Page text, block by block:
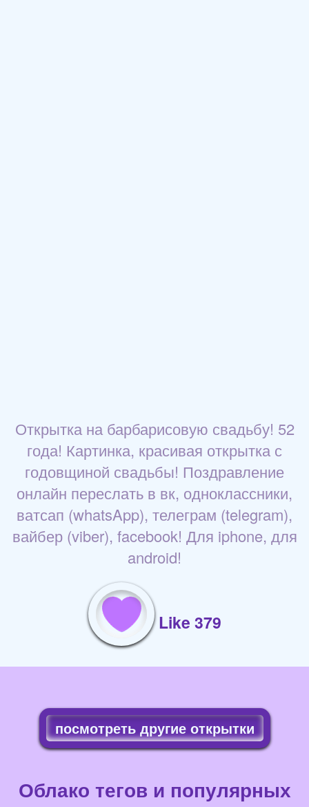
Открытка на барбарисовую свадьбу! 52
года! Картинка, красивая открытка с
годовщиной свадьбы! Поздравление
онлайн переслать в вк, одноклассники,
ватсап (whatsApp), телеграм (telegram),
вайбер (viber), facebook! Для iphone, для
android!
Like 379
посмотреть другие открытки
Облако тегов и популярных